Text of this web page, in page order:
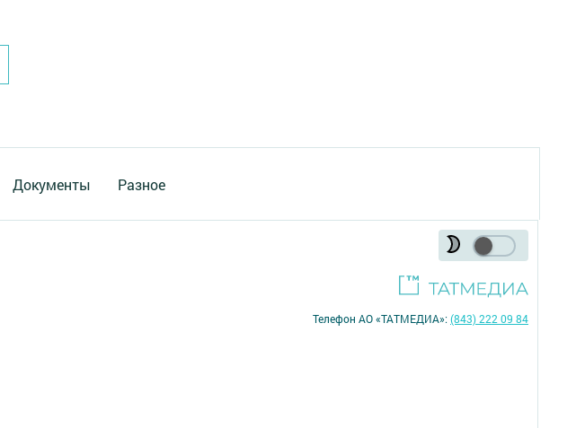
Документы Разное
Телефон АО «ТАТМЕДИА»:(843) 222 09 84